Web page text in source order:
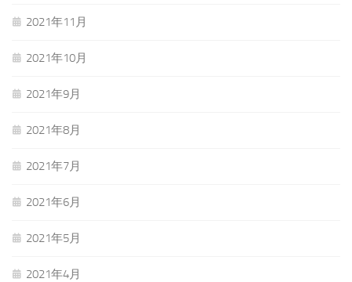
2021年11月
2021年10月
2021年9月
2021年8月
2021年7月
2021年6月
2021年5月
2021年4月